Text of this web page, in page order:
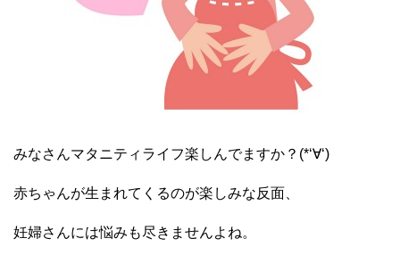
みなさんマタニティライフ楽しんでますか？(*‘∀‘)
赤ちゃんが生まれてくるのが楽しみな反面、
妊婦さんには悩みも尽きませんよね。